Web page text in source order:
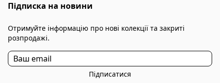
Підписка на новини
Отримуйте інформацію про нові колекції та закриті
розпродажі.
Підписатися